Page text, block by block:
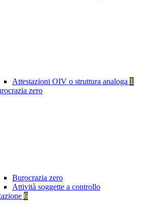
Attestazioni OIV o struttura analoga 1
zero
Burocrazia zero
Attività soggette a controllo
6